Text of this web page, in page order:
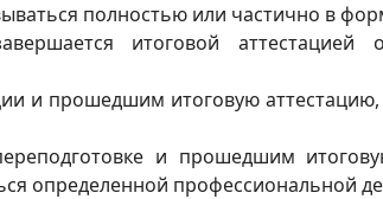
полностью или частично в
итоговой
прошедшим итоговую аттестацию,
и прошедшим
определенной профессиональной